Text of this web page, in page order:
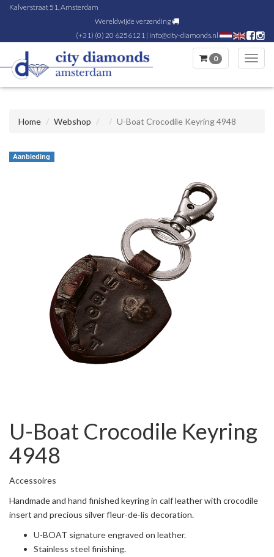
Kalverstraat 51, Amsterdam
Wereldwijde verzending
(+31) (0) 20 6256121 | info@city-diamonds.nl
0
Home Webshop U-Boat Crocodile Keyring 4948
Aanbieding
U-Boat Crocodile Keyring
4948
Accessoires
Handmade and hand finished keyring in calf leather with crocodile
insert and precious silver fleur-de-lis decoration.
U-BOAT signature engraved on leather.
Stainless steel finishing.